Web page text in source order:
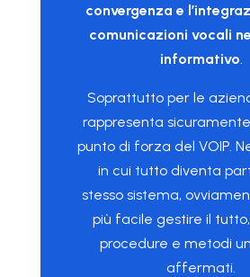
convergenza e
comunicazioni vocali
informativo
Soprattutto per le
rappresenta
punto di forza del VOIP.
in cui tutto diventa
stesso sistema,
più facile gestire il
procedure e metodi
affermati.